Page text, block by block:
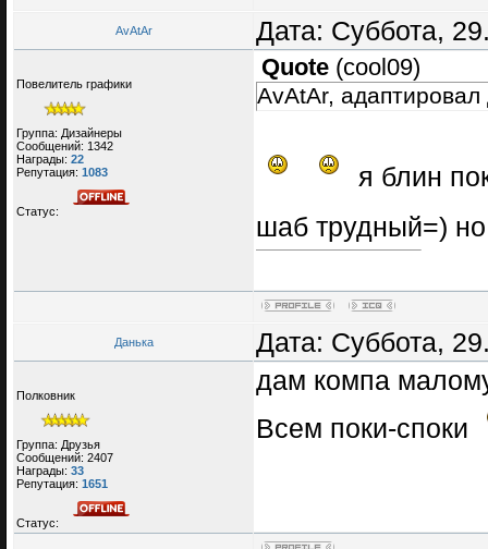
AvAtAr Дата: Суббота,
Повелитель графики
Группа: Дизайнеры
Сообщений: 1342
Награды: 22
Репутация: 1083
Статус:
Quote (cool09)
AvAtAr,
я блин
шаб трудный=)
Данька Дата: Суббота,
Полковник
Группа: Друзья
Сообщений: 2407
Награды: 33
Репутация: 1651
Статус:
дам компа
Всем поки-споки